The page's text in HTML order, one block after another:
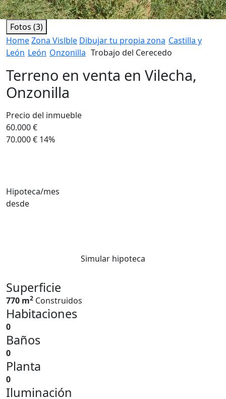
Fotos (3)
HomeZona Vislble Dibujar tu propia zona Castilla y
León León Onzonilla Trobajo del Cerecedo
Terreno en venta en Vilecha,
Onzonilla
Precio del inmueble
60.000 €
70.000 € 14%
Hipoteca/mes
desde
Simular hipoteca
Superficie
770 m2 Construidos
Habitaciones
0
Baños
0
Planta
0
Iluminación